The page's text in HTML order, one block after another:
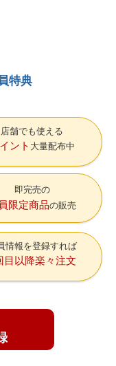
特典
店舗でも使える
ント 大量配布中
即完売の
限定商品の販売
情報を登録すれば
目以降楽々注文